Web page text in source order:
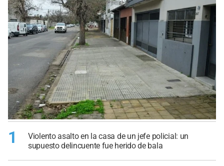
1
Violento asalto en la casa de un jefe policial: un
supuesto delincuente fue herido de bala